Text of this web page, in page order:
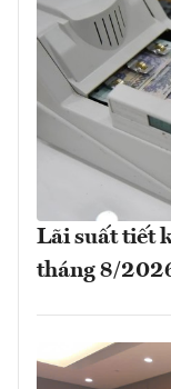
Lãi suất tiết
tháng 8/